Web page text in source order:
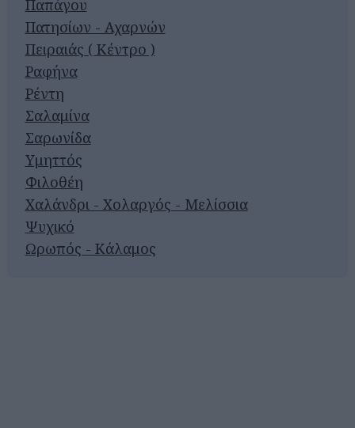
Παπάγου
Πατησίων - Αχαρνών
Πειραιάς ( Κέντρο )
Ραφήνα
Ρέντη
Σαλαμίνα
Σαρωνίδα
Υμηττός
Φιλοθέη
Χαλάνδρι - Χολαργός - Μελίσσια
Ψυχικό
Ωρωπός - Κάλαμος